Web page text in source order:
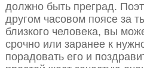
должно быть преград.
другом часовом поясе за
близкого человека, вы
срочно или заранее к
порадовать его и